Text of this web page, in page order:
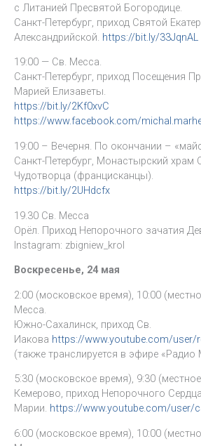
с Литанией Пресвятой Богородице.
Санкт-Петербург, приход Святой
Александрийской. https://bit.ly/33JqnAL
19:00 — Св. Месса.
Санкт-Петербург, приход Посещения
Марией Елизаветы.
https://bit.ly/2Kf0xvC
https://www.facebook.com/
19:00 – Вечерня. По окончании –
Санкт-Петербург, Монастырский храм
Чудотворца (францисканцы).
https://bit.ly/2UHdcfx
19.30 Св. Месса
Орёл. Приход Непорочного зачатия
Instagram: zbigniew_krol
Воскресенье, 24 мая
2:00 (московское время), 10:00
Месса.
Южно-Сахалинск, приход Св.
Иакова https://www.youtube.com/user/
(также транслируется в эфире «Радио
5:30 (московское время), 9:30
Кемерово, приход Непорочного
Марии. https://www.youtube.com/user/
6:00 (московское время), 10:00